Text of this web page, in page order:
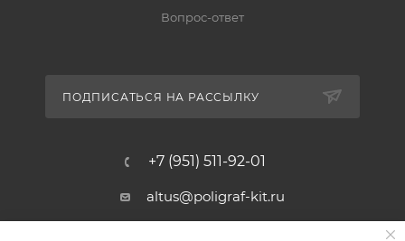
Вопрос-ответ
ПОДПИСАТЬСЯ НА РАССЫЛКУ
+7 (951) 511-92-01
altus@poligraf-kit.ru